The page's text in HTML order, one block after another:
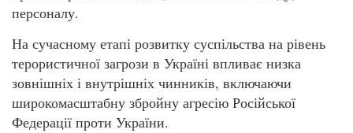
персоналу.
На сучасному етапі розвитку суспільства на рівень
терористичної загрози в Україні впливає низка
зовнішніх і внутрішніх чинників, включаючи
широкомасштабну збройну агресію Російської
Федерації проти України.